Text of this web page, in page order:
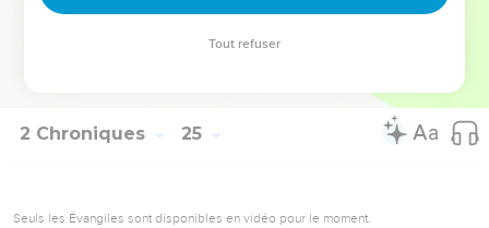
© Société biblique française – Bibli’O, 1978, avec autorisation. Pour vous procurer
2 Chroniques 25
Seuls les Évangiles sont disponibles en vidéo pour le moment.
Tout refuser